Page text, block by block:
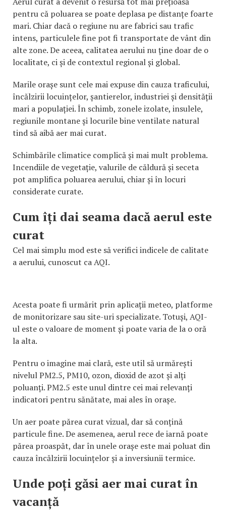
pentru că poluarea se poate deplasa pe distanțe foarte
mari. Chiar dacă o regiune nu are fabrici sau trafic
intens, particulele fine pot fi transportate de vânt din
alte zone. De aceea, calitatea aerului nu ține doar de o
localitate, ci și de contextul regional și global.
Marile orașe sunt cele mai expuse din cauza traficului,
încălzirii locuințelor, șantierelor, industriei și densității
mari a populației. În schimb, zonele izolate, insulele,
regiunile montane și locurile bine ventilate natural
tind să aibă aer mai curat.
Schimbările climatice complică și mai mult problema.
Incendiile de vegetație, valurile de căldură și seceta
pot amplifica poluarea aerului, chiar și în locuri
considerate curate.
Cum îți dai seama dacă aerul este
curat
Cel mai simplu mod este să verifici indicele de calitate
a aerului, cunoscut ca AQI.
Acesta poate fi urmărit prin aplicații meteo, platforme
de monitorizare sau site-uri specializate. Totuși, AQI-
ul este o valoare de moment și poate varia de la o oră
la alta.
Pentru o imagine mai clară, este util să urmărești
nivelul PM2.5, PM10, ozon, dioxid de azot și alți
poluanți. PM2.5 este unul dintre cei mai relevanți
indicatori pentru sănătate, mai ales în orașe.
Un aer poate părea curat vizual, dar să conțină
particule fine. De asemenea, aerul rece de iarnă poate
părea proaspăt, dar în unele orașe este mai poluat din
cauza încălzirii locuințelor și a inversiunii termice.
Unde poți găsi aer mai curat în
vacanță